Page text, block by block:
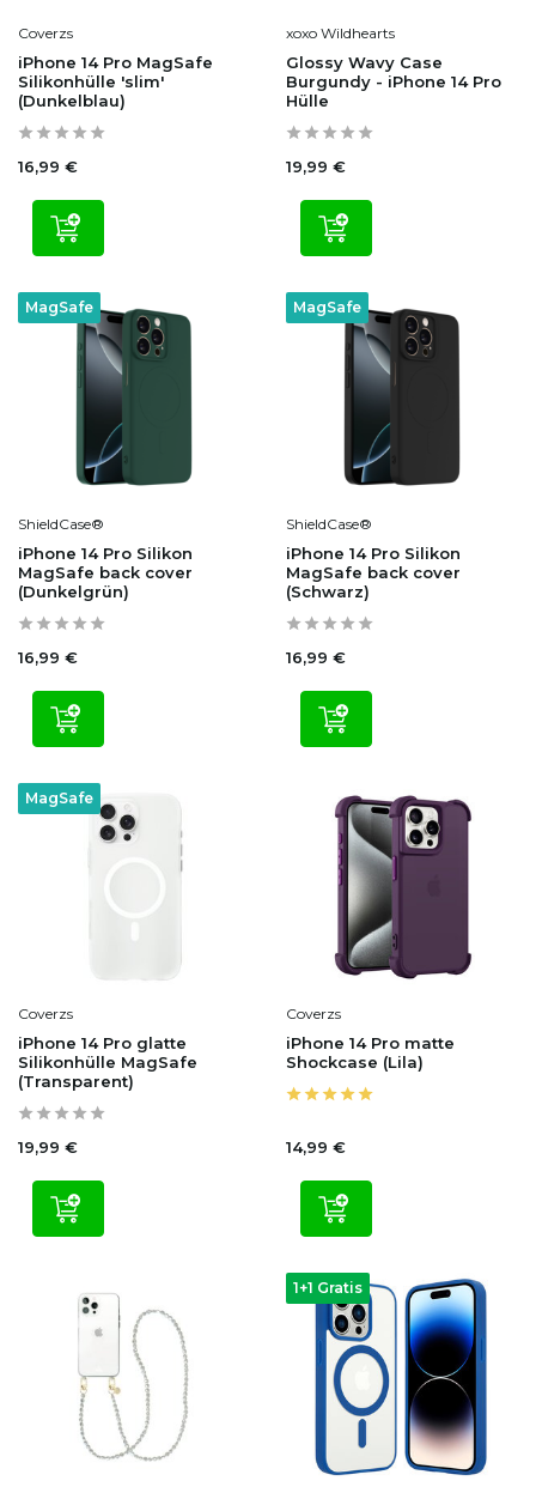
Coverzs
iPhone 14 Pro MagSafe
Silikonhülle 'slim'
(Dunkelblau)
16,99 €
xoxo Wildhearts
Glossy Wavy Case
Burgundy - iPhone 14 Pro
Hülle
19,99 €
MagSafe
ShieldCase®
iPhone 14 Pro Silikon
MagSafe back cover
(Dunkelgrün)
16,99 €
MagSafe
ShieldCase®
iPhone 14 Pro Silikon
MagSafe back cover
(Schwarz)
16,99 €
MagSafe
Coverzs
iPhone 14 Pro glatte
Silikonhülle MagSafe
(Transparent)
19,99 €
Coverzs
iPhone 14 Pro matte
Shockcase (Lila)
14,99 €
1+1 Gratis